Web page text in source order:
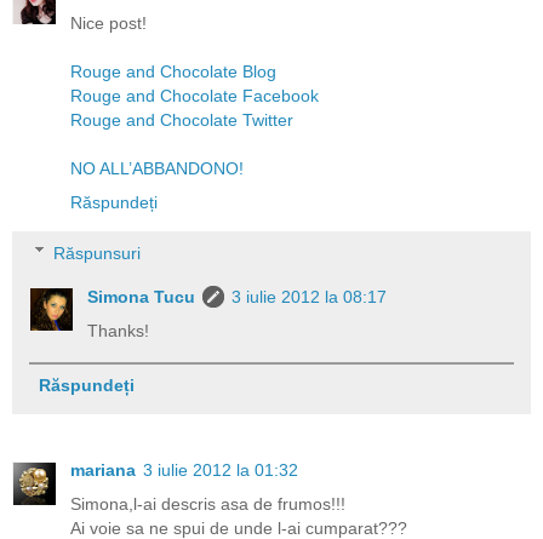
Nice post!
Rouge and Chocolate Blog
Rouge and Chocolate Facebook
Rouge and Chocolate Twitter
NO ALL’ABBANDONO!
Răspundeți
Răspunsuri
Simona Tucu
3 iulie 2012 la 08:17
Thanks!
Răspundeți
mariana 3 iulie 2012 la 01:32
Simona,l-ai descris asa de frumos!!!
Ai voie sa ne spui de unde l-ai cumparat???